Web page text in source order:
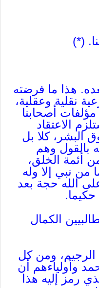
هذا ما فرضته
نقلية وعقلية،
أصحابنا
الاعتقاد
البشر، كلا بل
بالقول وهم
أئمة الخلق،
من نبي إلا وله
الله حجة بعد
حكيما.
الكمال
الرجيم، ومن كل
وأولياءهم أن
رمز إليه هذا